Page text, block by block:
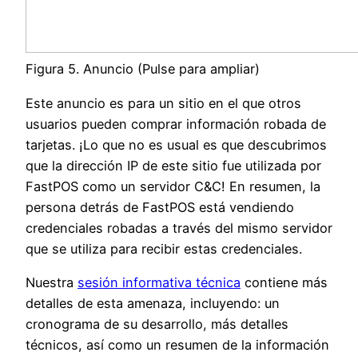
Figura 5. Anuncio (Pulse para ampliar)
Este anuncio es para un sitio en el que otros
usuarios pueden comprar información robada de
tarjetas. ¡Lo que no es usual es que descubrimos
que la dirección IP de este sitio fue utilizada por
FastPOS como un servidor C&C! En resumen, la
persona detrás de FastPOS está vendiendo
credenciales robadas a través del mismo servidor
que se utiliza para recibir estas credenciales.
Nuestra sesión informativa técnica contiene más
detalles de esta amenaza, incluyendo: un
cronograma de su desarrollo, más detalles
técnicos, así como un resumen de la información